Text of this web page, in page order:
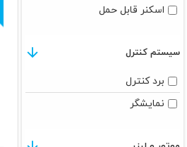
سبز
سفید
سیاه
شفاف
اسکنر قابل حمل
سیستم کنترل
برد کنترل
نمایشگر